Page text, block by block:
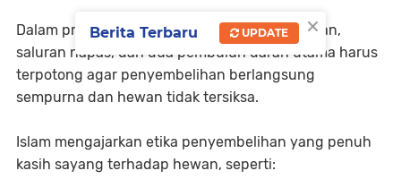
Dalam proses penyembelihan, saluran makanan,
saluran napas, dan dua pembuluh darah utama harus
terpotong agar penyembelihan berlangsung
sempurna dan hewan tidak tersiksa.
Islam mengajarkan etika penyembelihan yang penuh
kasih sayang terhadap hewan, seperti:
×
Berita Terbaru UPDATE